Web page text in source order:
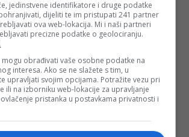
jedinstvene identifikatore i druge podatke
dijeliti te im pristupati 241 partner
ova web-lokacija. Mi i naši partneri
precizne podatke o geolociranju.
obrađivati vaše osobne podatke na
interesa. Ako se ne slažete s tim, u
upravljati svojim opcijama. Potražite vezu pri
ili na izborniku web-lokacije za upravljanje
pristanka u postavkama privatnosti i